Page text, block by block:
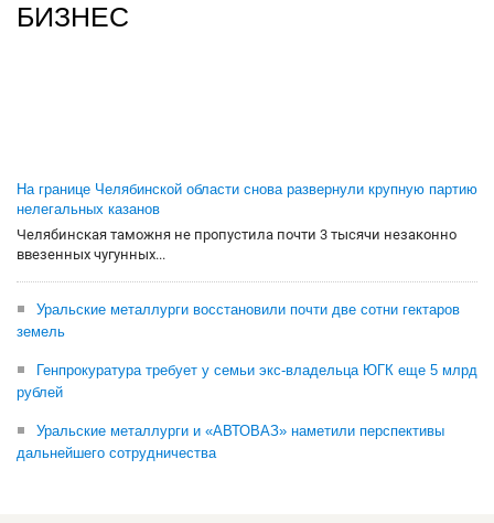
БИЗНЕС
На границе Челябинской области снова развернули крупную партию
нелегальных казанов
Челябинская таможня не пропустила почти 3 тысячи незаконно
ввезенных чугунных...
Уральские металлурги восстановили почти две сотни гектаров
земель
Генпрокуратура требует у семьи экс-владельца ЮГК еще 5 млрд
рублей
Уральские металлурги и «АВТОВАЗ» наметили перспективы
дальнейшего сотрудничества